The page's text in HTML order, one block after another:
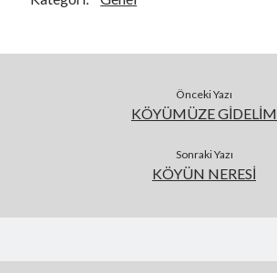
Önceki Yazı
KÖYÜMÜZE GİDELİM
Sonraki Yazı
KÖYÜN NERESİ